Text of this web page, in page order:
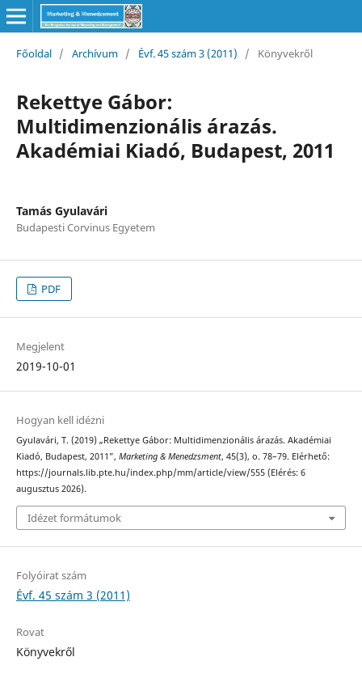
Főoldal / Archívum / Évf. 45 szám 3 (2011) / Könyvekről
Rekettye Gábor:
Multidimenzionális árazás.
Akadémiai Kiadó, Budapest, 2011
Tamás Gyulavári
Budapesti Corvinus Egyetem
PDF
Megjelent
2019-10-01
Hogyan kell idézni
Gyulavári, T. (2019) „Rekettye Gábor: Multidimenzionális árazás. Akadémiai
Kiadó, Budapest, 2011”, Marketing & Menedzsment, 45(3), o. 78–79. Elérhető:
https://journals.lib.pte.hu/index.php/mm/article/view/555 (Elérés: 6
augusztus 2026).
Idézet formátumok
Folyóirat szám
Évf. 45 szám 3 (2011)
Rovat
Könyvekről